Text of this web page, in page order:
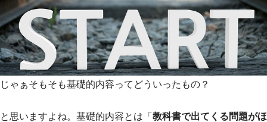
じゃぁそもそも基礎的内容ってどういったもの？
と思いますよね。基礎的内容とは「 教科書で出てくる問題がほ